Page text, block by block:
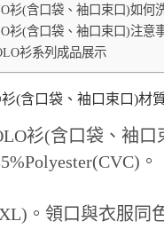
衫(含口袋、袖口束口)如何
衫(含口袋、袖口束口)注意
衫系列成品展示
(含口袋、袖口束口)材
衫(含口袋、袖口
。
。領口與衣服同